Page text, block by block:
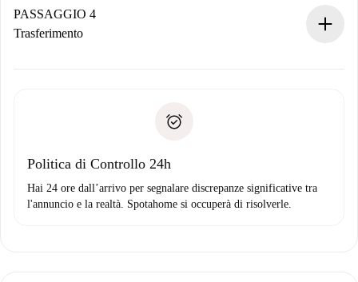
contatto con il proprietario.
Se rifiutata: non ti addebiteremo nulla e ti proporremo
Domiciliazione del pagamento
PASSAGGIO 4
Trasferimento
solo se non segnali problemi.
Politica di Controllo 24h
Hai 24 ore dall’arrivo per segnalare discrepanze significative tra
l'annuncio e la realtà. Spotahome si occuperà di risolverle.